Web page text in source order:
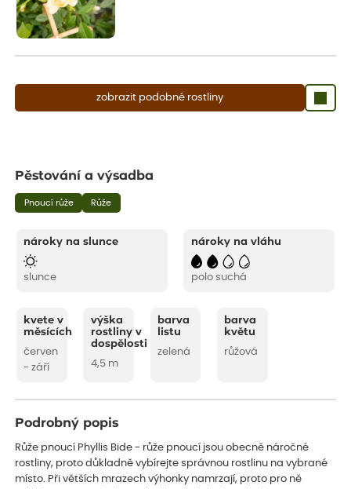
zobrazit podobné rostliny
Pěstování a výsadba
Pnoucí růže Růže
nároky na slunce
slunce
nároky na vláhu
polo suchá
kvete v
měsících
červen
- září
výška
rostliny v
dospělosti
4,5 m
barva
listu
zelená
barva
květu
růžová
Podrobný popis
Růže pnoucí Phyllis Bide - růže pnoucí jsou obecně náročné
rostliny, proto důkladně vybírejte správnou rostlinu na vybrané
místo. Při větších mrazech výhonky namrzají, proto pro ně